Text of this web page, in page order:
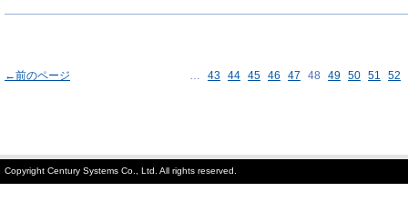
←前のページ … 43 44 45 46 47 48 49 50 51 52
Copyright Century Systems Co., Ltd. All rights reserved.